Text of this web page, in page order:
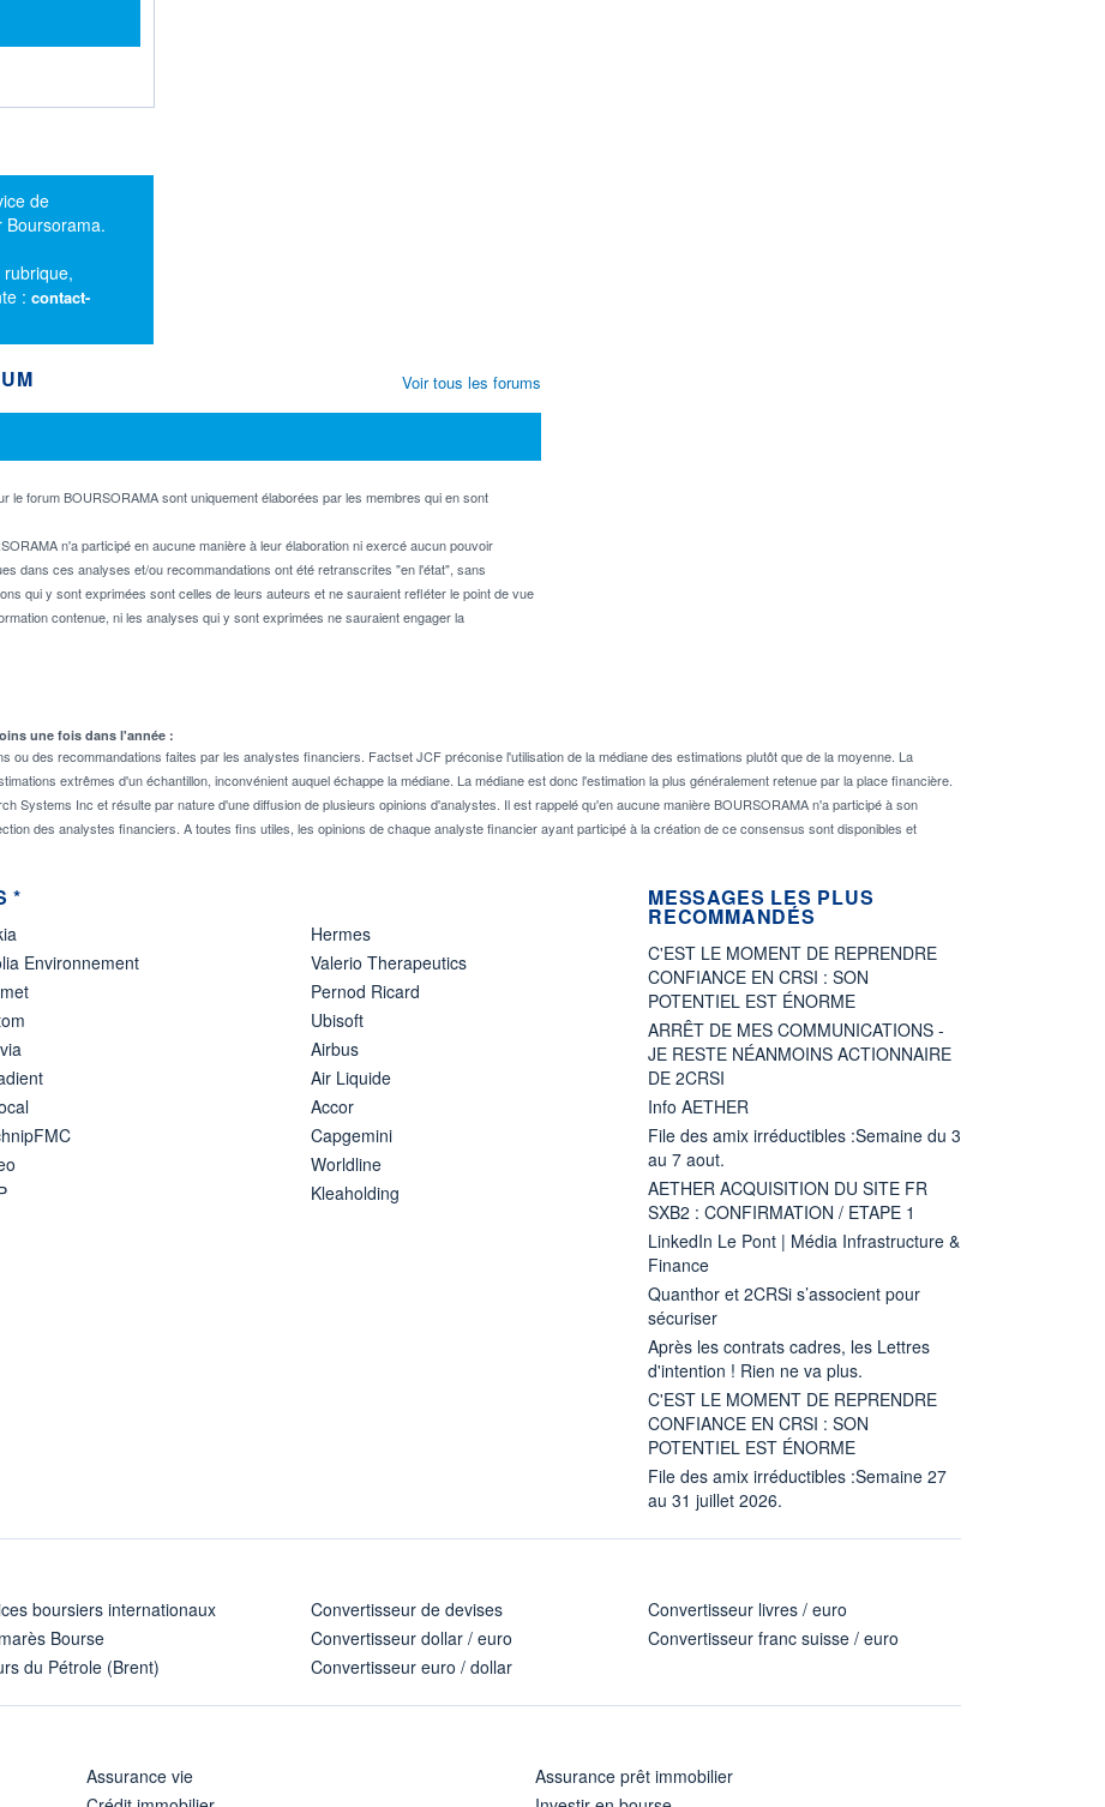
de
Boursorama.
: contact-
forum BOURSORAMA sont uniquement élaborées par les membres qui en sont
n'a participé en aucune manière à leur élaboration ni exercé aucun pouvoir
dans ces analyses et/ou recommandations ont été retranscrites "en l'état", sans
qui y sont exprimées sont celles de leurs auteurs et ne sauraient refléter le point de vue
contenue, ni les analyses qui y sont exprimées ne sauraient engager la
Voir tous les forums
une fois dans l'année :
ou des recommandations faites par les analystes financiers. Factset JCF préconise l'utilisation de la médiane des estimations plutôt que de la moyenne. La
extrêmes d'un échantillon, inconvénient auquel échappe la médiane. La médiane est donc l'estimation la plus généralement retenue par la place financière.
Systems Inc et résulte par nature d'une diffusion de plusieurs opinions d'analystes. Il est rappelé qu'en aucune manière BOURSORAMA n'a participé à son
des analystes financiers. A toutes fins utiles, les opinions de chaque analyste financier ayant participé à la création de ce consensus sont disponibles et
*
Environnement
Hermes
Valerio Therapeutics
Pernod Ricard
Ubisoft
Airbus
Air Liquide
Accor
Capgemini
Worldline
Kleaholding
MESSAGES LES PLUS
RECOMMANDÉS
C'EST LE MOMENT DE REPRENDRE
CONFIANCE EN CRSI : SON
POTENTIEL EST ÉNORME
ARRÊT DE MES COMMUNICATIONS -
JE RESTE NÉANMOINS ACTIONNAIRE
DE 2CRSI
Info AETHER
File des amix irréductibles :Semaine du 3
au 7 aout.
AETHER ACQUISITION DU SITE FR
SXB2 : CONFIRMATION / ETAPE 1
LinkedIn Le Pont | Média Infrastructure &
Finance
Quanthor et 2CRSi s’associent pour
sécuriser
Après les contrats cadres, les Lettres
d'intention ! Rien ne va plus.
C'EST LE MOMENT DE REPRENDRE
CONFIANCE EN CRSI : SON
POTENTIEL EST ÉNORME
File des amix irréductibles :Semaine 27
au 31 juillet 2026.
boursiers internationaux
Bourse
du Pétrole (Brent)
Convertisseur de devises
Convertisseur dollar / euro
Convertisseur euro / dollar
Convertisseur livres / euro
Convertisseur franc suisse / euro
Assurance vie
Assurance prêt immobilier